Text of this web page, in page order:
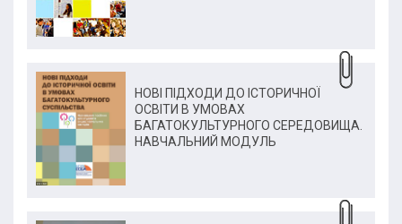
НОВІ ПІДХОДИ ДО ІСТОРИЧНОЇ
ОСВІТИ В УМОВАХ
БАГАТОКУЛЬТУРНОГО СЕРЕДОВИЩА.
НАВЧАЛЬНИЙ МОДУЛЬ